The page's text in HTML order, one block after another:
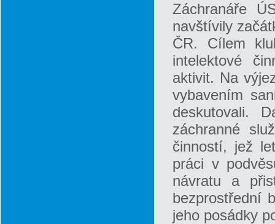
Záchranáře
navštívily
ČR. Cílem
intelektové
aktivit. Na
vybavením
deskutovali.
záchranné
činností, jež
práci v
návratu a
bezprostřední
jeho posádky